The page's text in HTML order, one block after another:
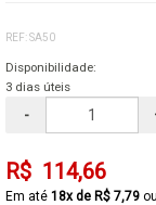
REF: SA50
Disponibilidade:
3 dias úteis
-
R$ 114,66
18x de R$ 7,79